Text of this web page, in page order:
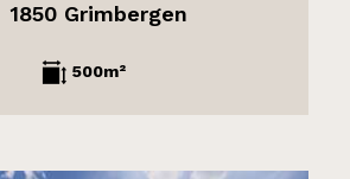
1850 Grimbergen
500m²